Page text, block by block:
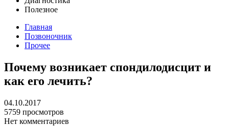
Полезное
Главная
Позвоночник
Прочее
Почему возникает спондилодисцит и
как его лечить?
04.10.2017
5759 просмотров
Нет комментариев